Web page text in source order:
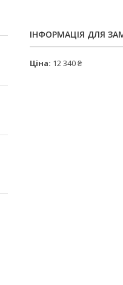
ІНФОРМАЦІЯ ДЛЯ
Ціна: 12 340 ₴